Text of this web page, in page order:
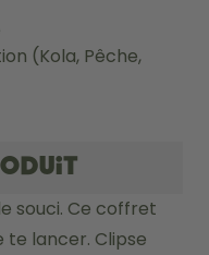
(Kola, Pêche,
souci. Ce coffret
te lancer. Clipse